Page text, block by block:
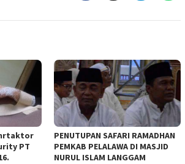
PT
PENUTUPAN SAFARI RAMADHAN
PEMKAB PELALAWA DI MASJID
NURUL ISLAM LANGGAM